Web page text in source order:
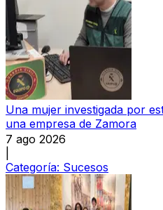
Una mujer investigada por
una empresa de Zamora
7 ago 2026
Categoría: Sucesos